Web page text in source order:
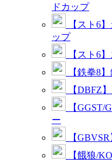
ドカップ
【スト6
ップ
【スト6
【鉄拳8
【DBFZ
【GGST/
ー
【
【餓狼/